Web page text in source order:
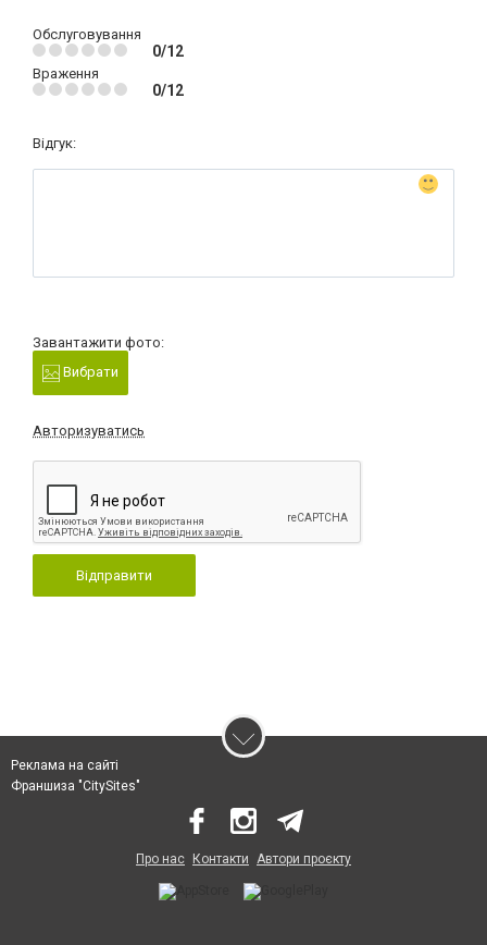
Обслуговування
0/12
Враження
0/12
Відгук:
Завантажити фото:
Вибрати
Авторизуватись
Відправити
Реклама на сайті
Франшиза "CitySites"
Про нас Контакти Автори проєкту